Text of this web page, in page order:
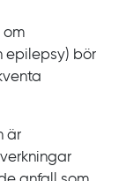
om
epilepsy) bör
är